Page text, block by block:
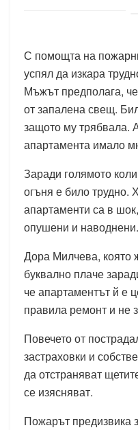
С помощта на
успял да изкара
Мъжът предполага,
от запалена свещ.
защото му трябвала.
апартамента имало
Заради голямото
огъня е било трудно.
апартаменти са в
опушени и наводнени.
Дора Милчева, която
буквално плаче
че апартаментът й е
правила ремонт и не
Повечето от
застраховки и
да отстраняват
се изясняват.
Пожарът предизвика